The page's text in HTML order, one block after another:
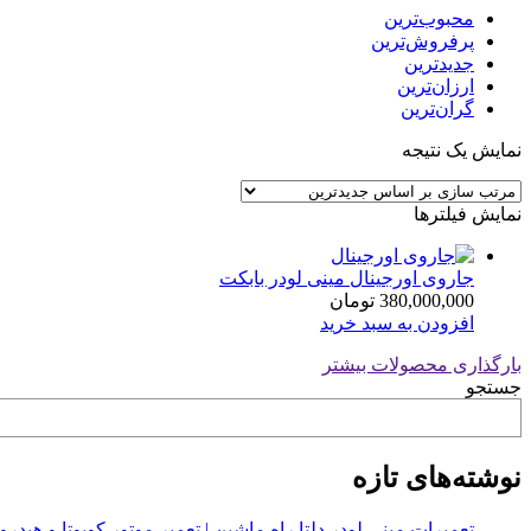
محبوب‌ترین
پرفروش‌ترین
جدیدترین
ارزان‌ترین
گران‌ترین
نمایش یک نتیجه
نمایش فیلترها
جاروی اورجینال مینی لودر بابکت
380,000,000 تومان
افزودن به سبد خرید
بارگذاری محصولات بیشتر
جستجو
نوشته‌های تازه